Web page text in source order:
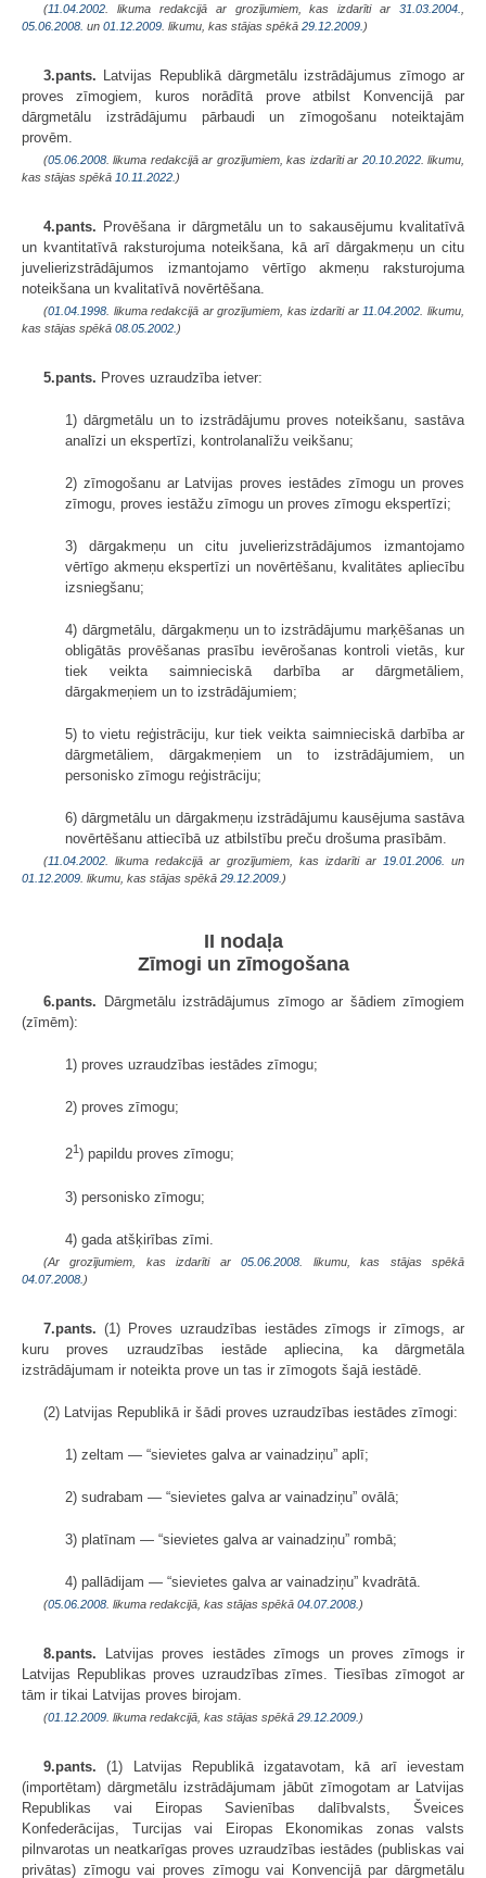
(11.04.2002 . likuma redakcijā ar grozījumiem, kas izdarīti ar 31.03.2004.
05.06.2008. un 01.12.2009 . likumu, kas stājas spēkā 29.12.2009. )
3.pants. Latvijas Republikā dārgmetālu izstrādājumus zīmogo ar
proves zīmogiem, kuros norādītā prove atbilst Konvencijā par
dārgmetālu izstrādājumu pārbaudi un zīmogošanu noteiktajām
provēm.
(05.06.2008 . likuma redakcijā ar grozījumiem, kas izdarīti ar 20.10.2022. likumu,
kas stājas spēkā 10.11.2022. )
4.pants. Provēšana ir dārgmetālu un to sakausējumu kvalitatīvā
un kvantitatīvā raksturojuma noteikšana, kā arī dārgakmeņu un citu
juvelierizstrādājumos izmantojamo vērtīgo akmeņu raksturojuma
noteikšana un kvalitatīvā novērtēšana.
(01.04.1998 . likuma redakcijā ar grozījumiem, kas izdarīti ar 11.04.2002 . likumu,
kas stājas spēkā 08.05.2002. )
5.pants. Proves uzraudzība ietver:
1) dārgmetālu un to izstrādājumu proves noteikšanu, sastāva
analīzi un ekspertīzi, kontrolanalīžu veikšanu;
2) zīmogošanu ar Latvijas proves iestādes zīmogu un proves
zīmogu, proves iestāžu zīmogu un proves zīmogu ekspertīzi;
3) dārgakmeņu un citu juvelierizstrādājumos izmantojamo
vērtīgo akmeņu ekspertīzi un novērtēšanu, kvalitātes apliecību
izsniegšanu;
4) dārgmetālu, dārgakmeņu un to izstrādājumu marķēšanas un
obligātās provēšanas prasību ievērošanas kontroli vietās, kur
tiek veikta saimnieciskā darbība ar dārgmetāliem,
dārgakmeņiem un to izstrādājumiem;
5) to vietu reģistrāciju, kur tiek veikta saimnieciskā darbība ar
dārgmetāliem, dārgakmeņiem un to izstrādājumiem, un
personisko zīmogu reģistrāciju;
6) dārgmetālu un dārgakmeņu izstrādājumu kausējuma sastāva
novērtēšanu attiecībā uz atbilstību preču drošuma prasībām.
(11.04.2002 . likuma redakcijā ar grozījumiem, kas izdarīti ar 19.01.2006.
un
01.12.2009 . likumu, kas stājas spēkā 29.12.2009. )
II nodaļa
Zīmogi un zīmogošana
6.pants. Dārgmetālu izstrādājumus zīmogo ar šādiem zīmogiem
(zīmēm):
1) proves uzraudzības iestādes zīmogu;
2) proves zīmogu;
21) papildu proves zīmogu;
3) personisko zīmogu;
4) gada atšķirības zīmi.
(Ar grozījumiem, kas izdarīti ar05.06.2008 . likumu, kas stājas spēkā
04.07.2008. )
7.pants. (1) Proves uzraudzības iestādes zīmogs ir zīmogs, ar
kuru proves uzraudzības iestāde apliecina, ka dārgmetāla
izstrādājumam ir noteikta prove un tas ir zīmogots šajā iestādē.
(2) Latvijas Republikā ir šādi proves uzraudzības iestādes zīmogi:
1) zeltam — “sievietes galva ar vainadziņu” aplī;
2) sudrabam — “sievietes galva ar vainadziņu” ovālā;
3) platīnam — “sievietes galva ar vainadziņu” rombā;
4) pallādijam — “sievietes galva ar vainadziņu” kvadrātā.
(05.06.2008 . likuma redakcijā, kas stājas spēkā 04.07.2008. )
8.pants. Latvijas proves iestādes zīmogs un proves zīmogs ir
Latvijas Republikas proves uzraudzības zīmes. Tiesības zīmogot ar
tām ir tikai Latvijas proves birojam.
(01.12.2009 . likuma redakcijā, kas stājas spēkā 29.12.2009. )
9.pants. (1) Latvijas Republikā izgatavotam, kā arī ievestam
(importētam) dārgmetālu izstrādājumam jābūt zīmogotam ar Latvijas
Republikas vai Eiropas Savienības dalībvalsts, Šveices
Konfederācijas, Turcijas vai Eiropas Ekonomikas zonas valsts
pilnvarotas un neatkarīgas proves uzraudzības iestādes (publiskas vai
privātas) zīmogu vai proves zīmogu vai Konvencijā par dārgmetālu